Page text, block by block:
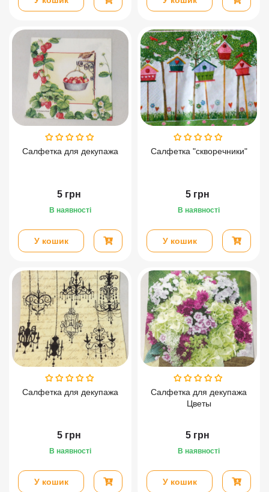
Салфетка для декупажа
5 грн
В наявності
У кошик
Салфетка "скворечники"
5 грн
В наявності
У кошик
Салфетка для декупажа
5 грн
В наявності
У кошик
Салфетка для декупажа
Цветы
5 грн
В наявності
У кошик